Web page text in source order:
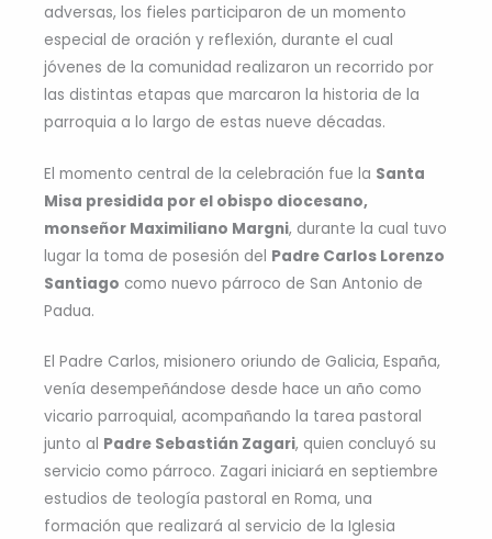
adversas, los fieles participaron de un momento
especial de oración y reflexión, durante el cual
jóvenes de la comunidad realizaron un recorrido por
las distintas etapas que marcaron la historia de la
parroquia a lo largo de estas nueve décadas.
El momento central de la celebración fue la Santa
Misa presidida por el obispo diocesano,
monseñor Maximiliano Margni, durante la cual tuvo
lugar la toma de posesión del Padre Carlos Lorenzo
Santiago como nuevo párroco de San Antonio de
Padua.
El Padre Carlos, misionero oriundo de Galicia, España,
venía desempeñándose desde hace un año como
vicario parroquial, acompañando la tarea pastoral
junto al Padre Sebastián Zagari, quien concluyó su
servicio como párroco. Zagari iniciará en septiembre
estudios de teología pastoral en Roma, una
formación que realizará al servicio de la Iglesia